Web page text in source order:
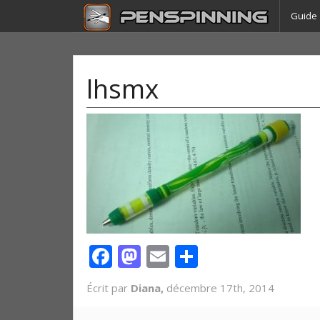
Guide
lhsmx
Facebook
Mastodon
Email
Écrit par Diana, décembre 17th, 2014